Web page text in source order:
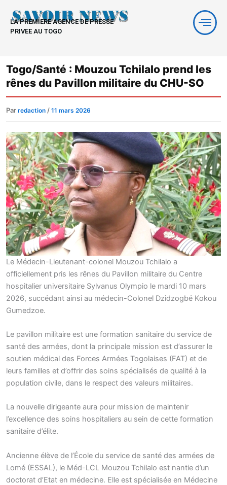
contenu
LA PREMIERE AGENCE DE PRESSE
PRIVEE AU TOGO
Togo/Santé : Mouzou Tchilalo prend les
rênes du Pavillon militaire du CHU-SO
Par redaction / 11 mars 2026
Le Médecin-Lieutenant-colonel Mouzou Tchilalo a
officiellement pris les rênes du Pavillon militaire du Centre
hospitalier universitaire Sylvanus Olympio le mardi 10 mars
2026, succédant ainsi au médecin-Colonel Dzidzogbé Kokou
Gumedzoe.
Le pavillon militaire est une formation sanitaire du service de
santé des armées, dont la principale mission est d’assurer le
soutien médical des Forces Armées Togolaises (FAT) et de
leurs familles et d’offrir des soins spécialisés de qualité à la
population civile, dans le respect des valeurs militaires.
La nouvelle dirigeante aura pour mission de maintenir
l’excellence des soins hospitaliers au sein de cette formation
sanitaire d’élite.
Ancienne élève de l’École du service de santé des armées de
Lomé (ESSAL), le Méd-LCL Mouzou Tchilalo est nantie d’un
doctorat d’Etat en médecine. Elle est spécialisée en Médecine